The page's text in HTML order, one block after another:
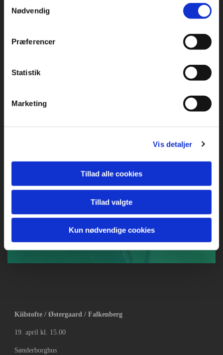
Nødvendig
Præferencer
Statistik
Marketing
Vis detaljer
Tillad alle cookies
Tillad valgte
Kun nødvendige cookies
22. marts kl. 15.00
Kiilstofte / Østergaard / Falkenberg
19. april kl. 15.00
Sønderborghus